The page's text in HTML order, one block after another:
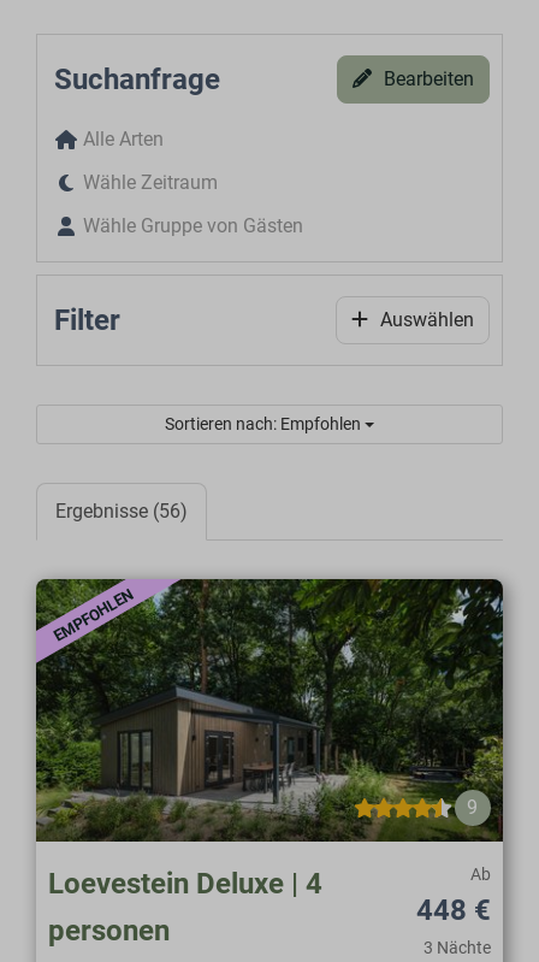
Suchanfrage Bearbeiten
Alle Arten
Wähle Zeitraum
Wähle Gruppe von Gästen
Filter Auswählen
Sortieren nach: Empfohlen
Ergebnisse (56)
EMPFOHLEN
9
Ab
448 €
3 Nächte
Loevestein Deluxe | 4
personen